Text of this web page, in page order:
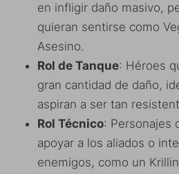
en infligir daño masivo,
quieran sentirse como
Asesino.
Rol de Tanque: Héroes
gran cantidad de daño,
aspiran a ser tan
Rol Técnico: Personajes
apoyar a los aliados o
enemigos, como un